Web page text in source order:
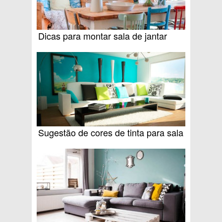
Dicas para montar sala de jantar
Sugestão de cores de tinta para sala